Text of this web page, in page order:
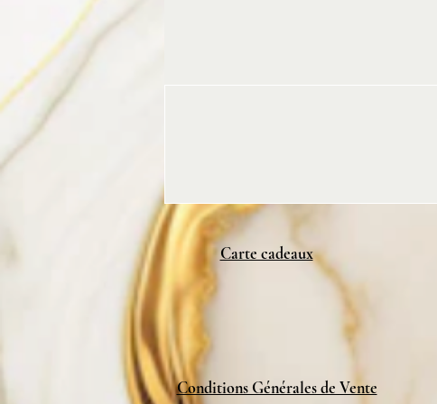
Carte cadeaux
Conditions Générales de Vente